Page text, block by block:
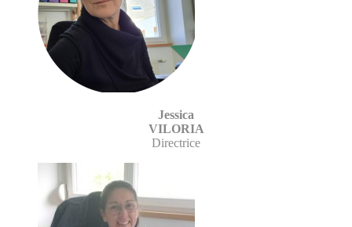
Jessica
VILORIA
Directrice